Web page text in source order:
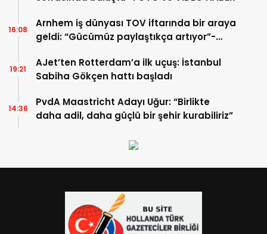
Arnhem iş dünyası TOV iftarında bir araya
geldi: “Gücümüz paylaştıkça artıyor”-
16:08
AJet’ten Rotterdam’a ilk uçuş: İstanbul
Sabiha Gökçen hattı başladı
19:21
PvdA Maastricht Adayı Uğur: “Birlikte
daha adil, daha güçlü bir şehir kurabiliriz”
14:36